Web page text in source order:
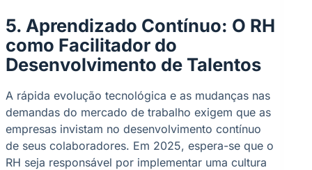
5. Aprendizado Contínuo: O RH
como Facilitador do
Desenvolvimento de Talentos
A rápida evolução tecnológica e as mudanças nas
demandas do mercado de trabalho exigem que as
empresas invistam no desenvolvimento contínuo
de seus colaboradores. Em 2025, espera-se que o
RH seja responsável por implementar uma cultura